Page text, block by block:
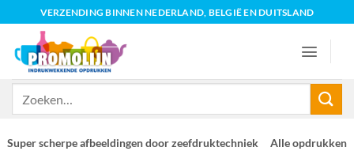
naar
inhoud
VERZENDING BINNEN NEDERLAND, BELGIË EN DUITSLAND
Super scherpe afbeeldingen door zeefdruktechniek Alle opdrukken